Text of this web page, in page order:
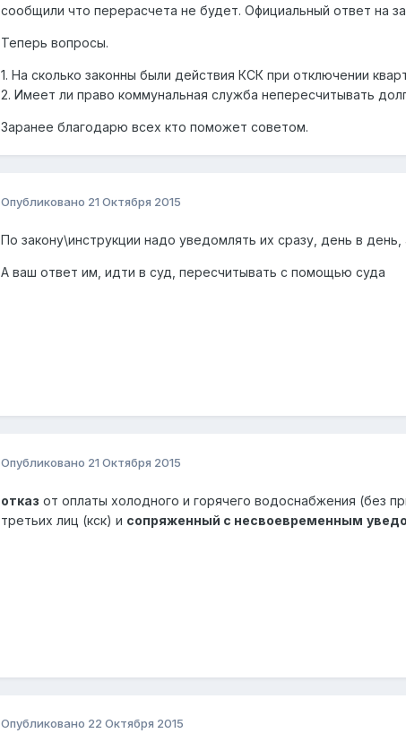
сообщили что перерасчета не будет. Официальный ответ на
Теперь вопросы.
1. На сколько законны были действия КСК при отключении
2. Имеет ли право коммунальная служба непересчитывать
Заранее благодарю всех кто поможет советом.
Опубликовано 21 Октября 2015
По закону\инструкции надо уведомлять их сразу, день в
А ваш ответ им, идти в суд, пересчитывать с помощью суда
Опубликовано 21 Октября 2015
отказ от оплаты холодного и горячего водоснабжения (без
третьих лиц (кск) и сопряженный с несвоевременным
Опубликовано 22 Октября 2015